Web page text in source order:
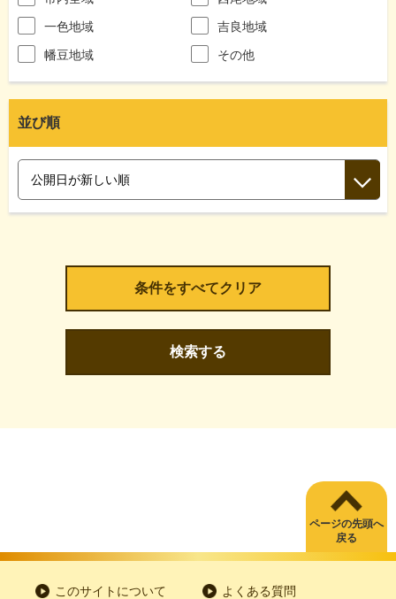
一色地域
吉良地域
幡豆地域
その他
並び順
検索する
ページの先頭へ
戻る
このサイトについて よくある質問